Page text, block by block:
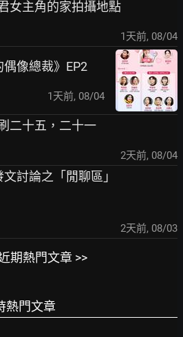
女主角的家拍攝地點
1天前, 08/04
偶像總裁》EP2
1天前, 08/04
二十五，二十一
2天前, 08/04
討論之「閒聊區」
2天前, 08/03
期熱門文章 >>
熱門文章